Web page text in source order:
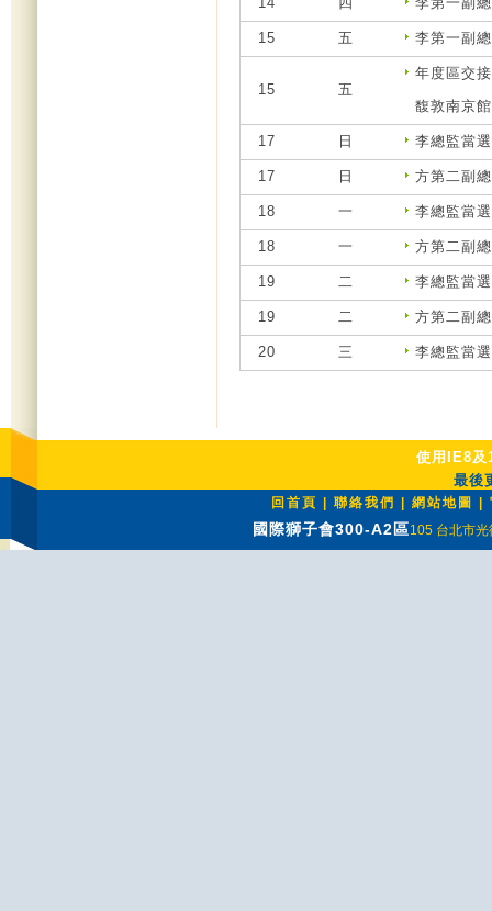
15 五 李第一副
15 五
年度區交
馥敦南京館
17 日 李總監當
17 日 方第二副
18 一 李總監當
18 一 方第二副
19 二 李總監當
19 二 方第二副
20 三 李總監當
使用IE8及
最後
回首頁 聯絡我們 網站地圖
國際獅子會300-A2區105 台北市